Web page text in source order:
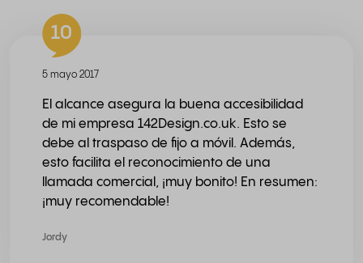
10
5 mayo 2017
El alcance asegura la buena accesibilidad
de mi empresa 142Design.co.uk. Esto se
debe al traspaso de fijo a móvil. Además,
esto facilita el reconocimiento de una
llamada comercial, ¡muy bonito! En resumen:
¡muy recomendable!
Jordy